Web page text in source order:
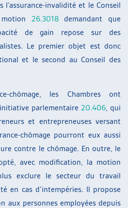
l’assurance-invalidité et le Conseil
26.3018demandant que
de gain repose sur des
Le premier objet est donc
et le second au Conseil des
chômage, les Chambres ont
parlementaire 20.406 , qui
et entrepreneuses versant
chômage pourront eux aussi
contre le chômage. En outre, le
avec modification, la motion
exclure le secteur du travail
en cas d’intempéries. Il propose
aux personnes employées depuis